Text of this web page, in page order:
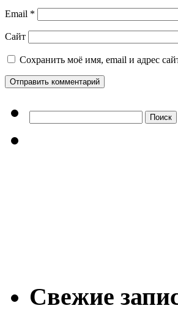
Email *
Сайт
Сохранить моё имя, email и адрес
Свежие